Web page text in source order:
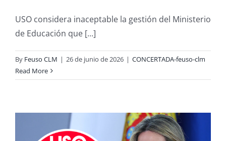
USO considera inaceptable la gestión del Ministerio
de Educación que [...]
By Feuso CLM | 26 de junio de 2026 | CONCERTADA-feuso-clm
Read More